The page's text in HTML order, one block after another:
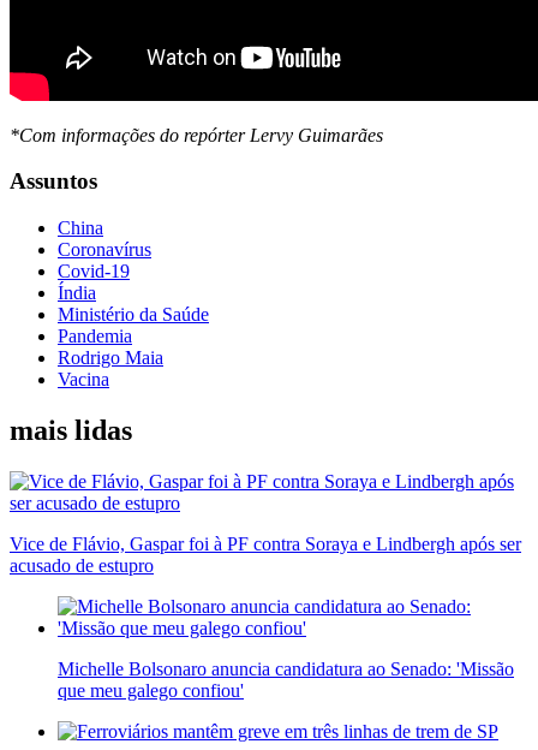
*Com informações do repórter Lervy Guimarães
Assuntos
China
Coronavírus
Covid-19
Índia
Ministério da Saúde
Pandemia
Rodrigo Maia
Vacina
mais lidas
Vice de Flávio, Gaspar foi à PF contra Soraya e Lindbergh após ser
acusado de estupro
Michelle Bolsonaro anuncia candidatura ao Senado: 'Missão
que meu galego confiou'